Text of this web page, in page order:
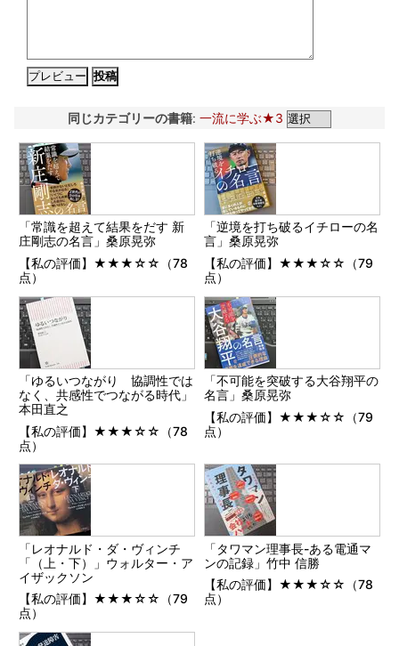
同じカテゴリーの書籍: 一流に学ぶ★3
「常識を超えて結果をだす 新
庄剛志の名言」桑原晃弥
【私の評価】★★★☆☆（78
点）
「逆境を打ち破るイチローの名
言」桑原晃弥
【私の評価】★★★☆☆（79
点）
「ゆるいつながり 協調性では
なく、共感性でつながる時代」
本田直之
【私の評価】★★★☆☆（78
点）
「不可能を突破する大谷翔平の
名言」桑原晃弥
【私の評価】★★★☆☆（79
点）
「レオナルド・ダ・ヴィンチ
「（上・下）」ウォルター・ア
イザックソン
【私の評価】★★★☆☆（79
点）
「タワマン理事長-ある電通マ
ンの記録」竹中 信勝
【私の評価】★★★☆☆（78
点）